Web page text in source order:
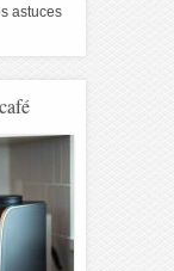
astuces